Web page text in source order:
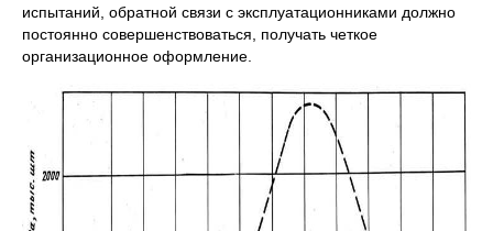
испытаний, обратной связи с эксплуатационниками должно
постоянно совершенствоваться, получать четкое
организационное оформление.